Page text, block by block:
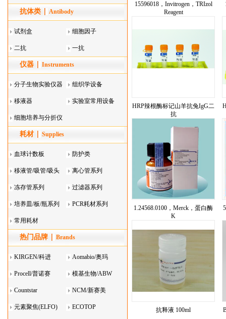
抗体类 Antibody
试剂盒 细胞因子
二抗 一抗
仪器 Instruments
分子生物实验仪器 组织学设备
移液器 实验室常用设备
细胞培养与分折仪
器叠
耗材 Supplies
血球计数板 防护类
移液管/吸管/吸头
系列
离心管系列
冻存管系列 过滤器系列
培养皿/板/瓶系列 PCR耗材系列
常用耗材
热门品牌 Brands
KIRGEN/科进 Aomabio/奥玛
Procell/普诺赛 模基生物/ABW
Countstar NCM/新赛美
元素聚焦(ELFO) ECOTOP
15596018，Invitrogen，TRIzol
Reagent
HRP辣根酶标记山羊抗兔IgG二
抗
1.24568.0100，Merck，蛋白酶
K
抗释液 100ml